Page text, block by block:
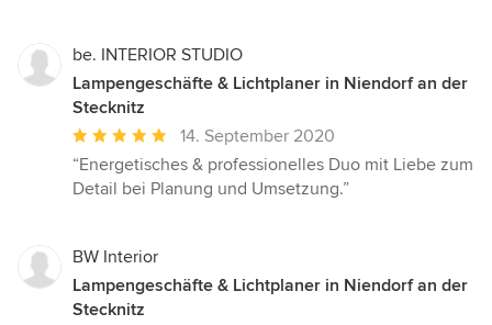
be. INTERIOR STUDIO
Lampengeschäfte & Lichtplaner in Niendorf an der
Stecknitz
Durchschnittliche
Bewertung:
5
Sternen
14. September 2020
“Energetisches & professionelles Duo mit Liebe zum
Detail bei Planung und Umsetzung.”
BW Interior
Lampengeschäfte & Lichtplaner in Niendorf an der
Stecknitz